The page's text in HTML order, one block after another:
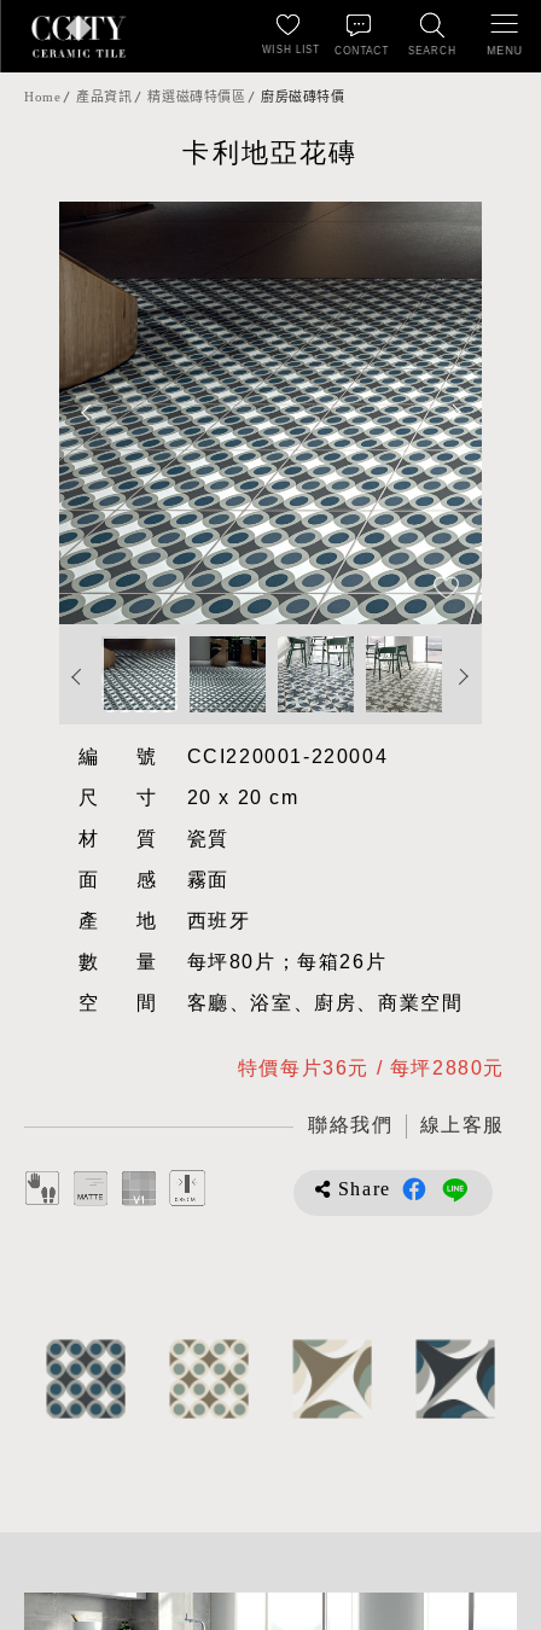
SEARCH
WISH LIST CONTACT MENU
Home 產品資訊 精選磁磚特價區 廚房磁磚特價
卡利地亞花磚
編號CCI220001-220004
尺寸20 x 20 cm
材質瓷質
面感霧面
產地西班牙
數量每坪80片；每箱26片
空間客廳、浴室、廚房、商業空間
特價每片36元 / 每坪2880元
聯絡我們 線上客服
Share